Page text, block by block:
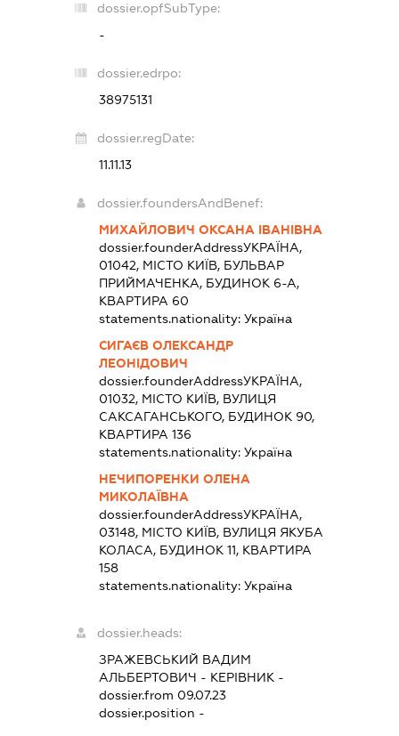
dossier.opfSubType:
-
dossier.edrpo:
38975131
dossier.regDate:
11.11.13
dossier.foundersAndBenef:
МИХАЙЛОВИЧ ОКСАНА ІВАНІВНА
dossier.founderAddressУКРАЇНА,
01042, МІСТО КИЇВ, БУЛЬВАР
ПРИЙМАЧЕНКА, БУДИНОК 6-А,
КВАРТИРА 60
statements.nationality: Україна
СИГАЄВ ОЛЕКСАНДР
ЛЕОНІДОВИЧ
dossier.founderAddressУКРАЇНА,
01032, МІСТО КИЇВ, ВУЛИЦЯ
САКСАГАНСЬКОГО, БУДИНОК 90,
КВАРТИРА 136
statements.nationality: Україна
НЕЧИПОРЕНКИ ОЛЕНА
МИКОЛАЇВНА
dossier.founderAddressУКРАЇНА,
03148, МІСТО КИЇВ, ВУЛИЦЯ ЯКУБА
КОЛАСА, БУДИНОК 11, КВАРТИРА
158
statements.nationality: Україна
dossier.heads:
ЗРАЖЕВСЬКИЙ ВАДИМ
АЛЬБЕРТОВИЧ - КЕРІВНИК-
dossier.from 09.07.23
dossier.position -